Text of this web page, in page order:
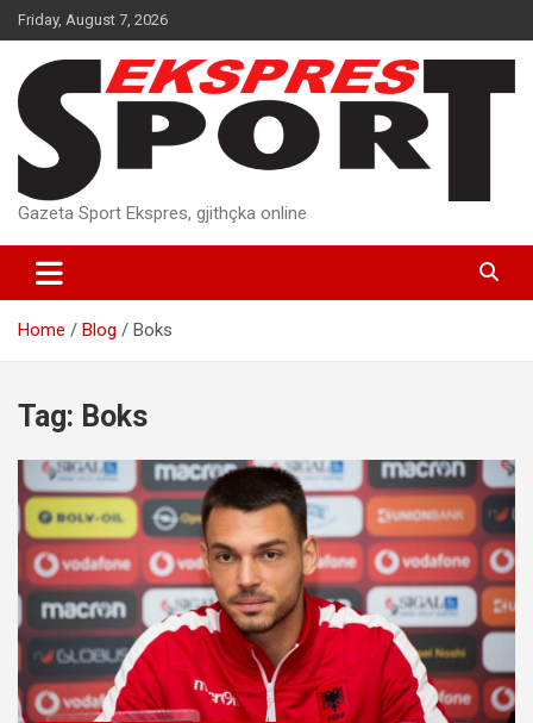
Skip
to
content
Friday, August 7, 2026
Gazeta Sport Ekspres, gjithçka online
Home Blog Boks
Tag: Boks